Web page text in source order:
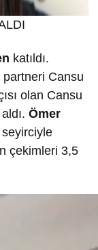
katıldı.
partneri Cansu
olan Cansu
Ömer
seyirciyle
çekimleri 3,5